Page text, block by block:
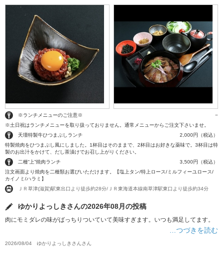
※ランチメニューのご注意※
−
※土日祝はランチメニューを取り扱っておりません。通常メニューからご注文下さいませ。
天壇特製牛ひつまぶしランチ
2,000円（税込）
特製焼肉をひつまぶし風にしました。1杯目はそのままで、2杯目はお好きな薬味で。3杯目は特
製のお出汁をかけて、だし茶漬けでお召し上がりください。
二種“上”焼肉ランチ
3,500円（税込）
注文画面より焼肉を二種類お選びいただけます。【塩上タン/特上ロース/ミルフィーユロース/
カイノミ/ハラミ】
ＪＲ草津(滋賀)駅東出口より徒歩約28分/ＪＲ東海道本線南草津駅東口より徒歩約34分
ゆかりよっしきさんの2026年08月の投稿
肉にモミダレの味がばっちりついていて美味すぎます。いつも満足してます。
…つづきを読む
2026/08/04 ゆかりよっしきさん さん